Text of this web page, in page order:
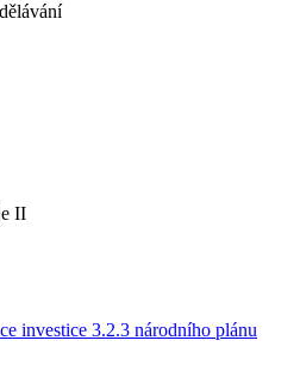
II
investice 3.2.3 národního plánu